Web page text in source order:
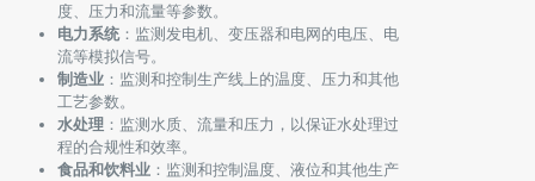
度、压力和流量等参数。
电力系统 ：监测发电机、变压器和电网的电压、电
流等模拟信号。
制造业 ：监测和控制生产线上的温度、压力和其他
工艺参数。
水处理 ：监测水质、流量和压力，以保证水处理过
程的合规性和效率。
食品和饮料业 ：监测和控制温度、液位和其他生产